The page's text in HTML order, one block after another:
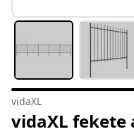
vidaXL
vidaXL fekete